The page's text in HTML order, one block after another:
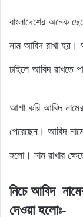
বাংলাদেশের অনেক
নাম আবিদ রাখা হয়।
চাইলে আবিদ রাখতে
আশা করি আবিদ
পেরেছেন। আবিদ
হলো। নাম রাখার
নিচেআবিদ
দেওয়া হলোঃ-